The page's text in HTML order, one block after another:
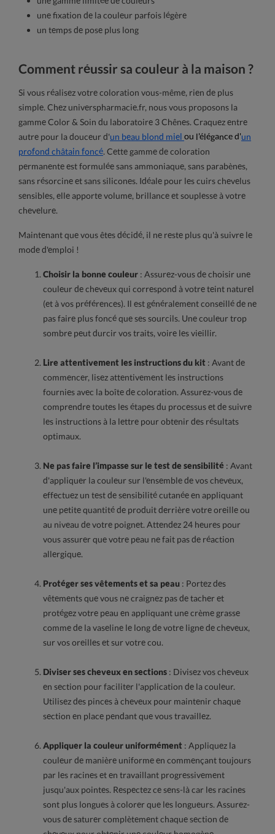
une fixation de la couleur parfois légère
un temps de pose plus long
Comment réussir sa couleur à la maison ?
Si vous réalisez votre coloration vous-même, rien de plus
simple. Chez universpharmacie.fr, nous vous proposons la
gamme Color & Soin du laboratoire 3 Chênes. Craquez entre
autre pour la douceur d'un beau blond miel ou l'élégance d'un
profond châtain foncé. Cette gamme de coloration
permanente est formulée sans ammoniaque, sans parabènes,
sans résorcine et sans silicones. Idéale pour les cuirs chevelus
sensibles, elle apporte volume, brillance et souplesse à votre
chevelure.
Maintenant que vous êtes décidé, il ne reste plus qu'à suivre le
mode d'emploi !
Choisir la bonne couleur : Assurez-vous de choisir une
couleur de cheveux qui correspond à votre teint naturel
(et à vos préférences). Il est généralement conseillé de ne
pas faire plus foncé que ses sourcils. Une couleur trop
sombre peut durcir vos traits, voire les vieillir.
Lire attentivement les instructions du kit : Avant de
commencer, lisez attentivement les instructions
fournies avec la boîte de coloration. Assurez-vous de
comprendre toutes les étapes du processus et de suivre
les instructions à la lettre pour obtenir des résultats
optimaux.
Ne pas faire l’impasse sur le test de sensibilité : Avant
d'appliquer la couleur sur l'ensemble de vos cheveux,
effectuez un test de sensibilité cutanée en appliquant
une petite quantité de produit derrière votre oreille ou
au niveau de votre poignet. Attendez 24 heures pour
vous assurer que votre peau ne fait pas de réaction
allergique.
Protéger ses vêtements et sa peau : Portez des
vêtements que vous ne craignez pas de tacher et
protégez votre peau en appliquant une crème grasse
comme de la vaseline le long de votre ligne de cheveux,
sur vos oreilles et sur votre cou.
Diviser ses cheveux en sections : Divisez vos cheveux
en section pour faciliter l'application de la couleur.
Utilisez des pinces à cheveux pour maintenir chaque
section en place pendant que vous travaillez.
Appliquer la couleur uniformément : Appliquez la
couleur de manière uniforme en commençant toujours
par les racines et en travaillant progressivement
jusqu'aux pointes. Respectez ce sens-là car les racines
sont plus longues à colorer que les longueurs. Assurez-
vous de saturer complètement chaque section de